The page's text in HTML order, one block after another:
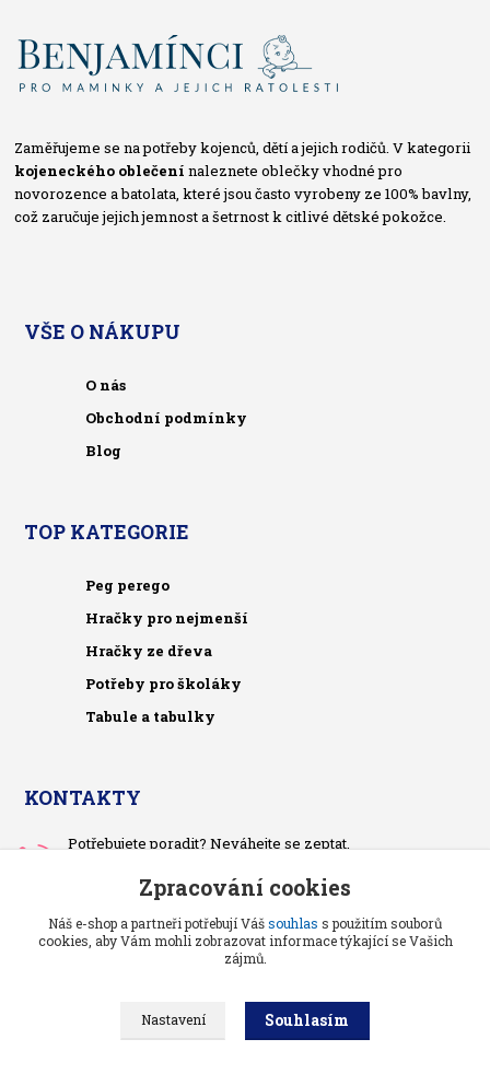
Zaměřujeme se na potřeby kojenců, dětí a jejich rodičů. V kategorii
kojeneckého oblečení naleznete oblečky vhodné pro
novorozence a batolata, které jsou často vyrobeny ze 100% bavlny,
což zaručuje jejich jemnost a šetrnost k citlivé dětské pokožce.
VŠE O NÁKUPU
O nás
Obchodní podmínky
Blog
TOP KATEGORIE
Peg perego
Hračky pro nejmenší
Hračky ze dřeva
Potřeby pro školáky
Tabule a tabulky
KONTAKTY
Potřebujete poradit? Neváhejte se zeptat.
Po-čt, po 13 hodině
pietrasova.p@seznam.cz
Zpracování cookies
Náš e-shop a partneři potřebují Vášsouhlas s použitím souborů
cookies, aby Vám mohli zobrazovat informace týkající se Vašich
zájmů.
Nastavení Souhlasím